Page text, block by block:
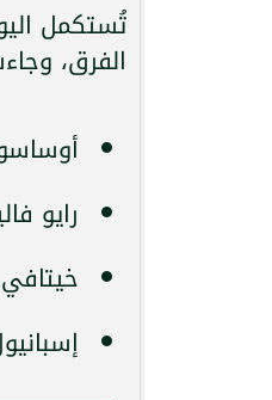
الفرق،
أوساسونا
رايو
خيتافي ×
إسبانيول ×